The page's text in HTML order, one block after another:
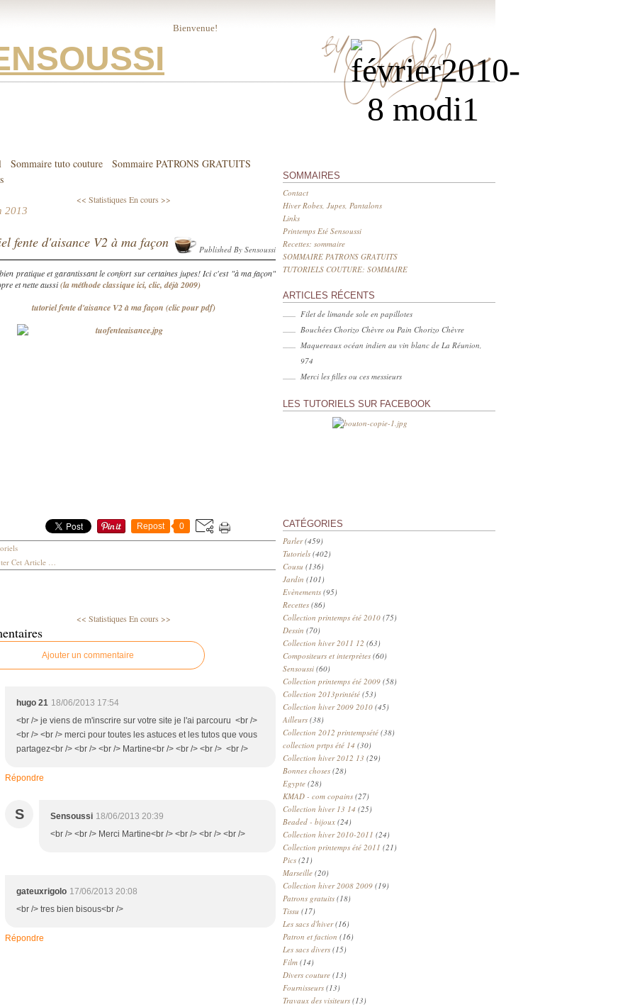
Bienvenue!
Sommaire tuto couture
Sommaire PATRONS GRATUITS
<< Statistiques En cours >>
2013
fente d'aisance V2 à ma façon
pratique et garantissant le confort sur certaines jupes! Ici c'est "à ma façon"
et nette aussi(la méthode classique ici, clic, déjà 2009)
tutoriel fente d'aisance V2 à ma façon (clic pour pdf)
Repost 0
Published By Sensoussi
Cet Article …
<< Statistiques En cours >>
Ajouter un commentaire
hugo 21 18/06/2013 17:54
<br /> je viens de m'inscrire sur votre site je l'ai parcouru <br />
<br /> <br /> merci pour toutes les astuces et les tutos que vous
partagez<br /> <br /> <br /> Martine<br /> <br /> <br /> <br />
Répondre
S Sensoussi 18/06/2013 20:39
<br /> <br /> Merci Martine<br /> <br /> <br /> <br />
gateuxrigolo 17/06/2013 20:08
<br /> tres bien bisous<br />
Répondre
SOMMAIRES
Contact
Hiver Robes, Jupes, Pantalons
Links
Printemps Eté Sensoussi
Recettes: sommaire
SOMMAIRE PATRONS GRATUITS
TUTORIELS COUTURE: SOMMAIRE
ARTICLES RÉCENTS
Filet de limande sole en papillotes
Bouchées Chorizo Chèvre ou Pain Chorizo Chèvre
Maquereaux océan indien au vin blanc de La Réunion,
974
Merci les filles ou ces messieurs
LES TUTORIELS SUR FACEBOOK
CATÉGORIES
Parler(459)
Tutoriels (402)
Cousu (136)
Jardin (101)
Evènements (95)
Recettes (86)
Collection printemps été 2010 (75)
Dessin (70)
Collection hiver 2011 12 (63)
Compositeurs et interprètes (60)
Sensoussi (60)
Collection printemps été 2009 (58)
Collection 2013printété (53)
Collection hiver 2009 2010 (45)
Ailleurs (38)
Collection 2012 printempsété (38)
collection prtps été 14 (30)
Collection hiver 2012 13 (29)
Bonnes choses (28)
Egypte (28)
KMAD - com copains (27)
Collection hiver 13 14 (25)
Beaded - bijoux (24)
Collection hiver 2010-2011 (24)
Collection printemps été 2011 (21)
Pics (21)
Marseille (20)
Collection hiver 2008 2009 (19)
Patrons gratuits (18)
Tissu (17)
Les sacs d'hiver(16)
Patron et faction (16)
Les sacs divers (15)
Film (14)
Divers couture (13)
Fournisseurs (13)
Travaux des visiteurs (13)